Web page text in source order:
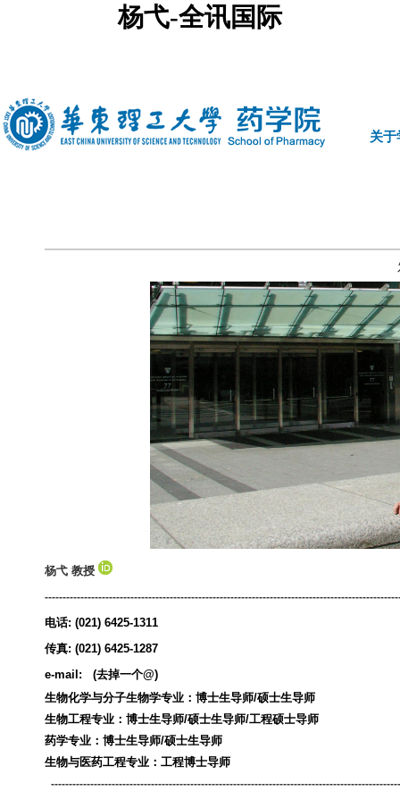
杨弋-全讯国际
关于
杨弋 教授
电话: (021) 6425-1311
传真: (021) 6425-1287
e-mail:
(去掉一个@)
生物化学与分子生物学专业：博士生导师/硕士生导师
生物工程专业：博士生导师/硕士生导师/工程硕士导师
药学专业：博士生导师/硕士生导师
生物与医药工程专业：工程博士导师